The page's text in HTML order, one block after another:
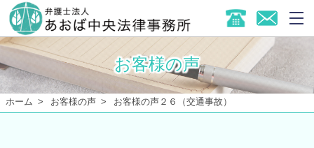
お客様の声
ホーム お客様の声 お客様の声２６（交通事故）